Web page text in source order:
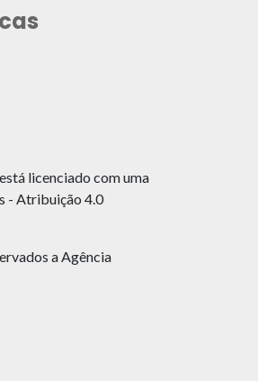
licenciado com uma
- Atribuição 4.0
a Agência